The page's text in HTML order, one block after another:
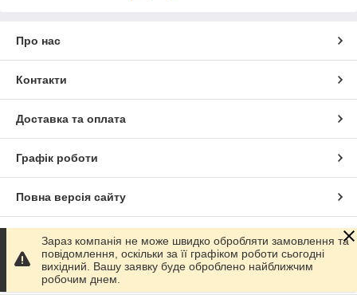
Про нас
Контакти
Доставка та оплата
Графік роботи
Повна версія сайту
Сайт створено на маркетплейсі Prom.ua
Політика конфіденційності
Зараз компанія не може швидко обробляти замовлення та
повідомлення, оскільки за її графіком роботи сьогодні
вихідний. Вашу заявку буде оброблено найближчим
робочим днем.